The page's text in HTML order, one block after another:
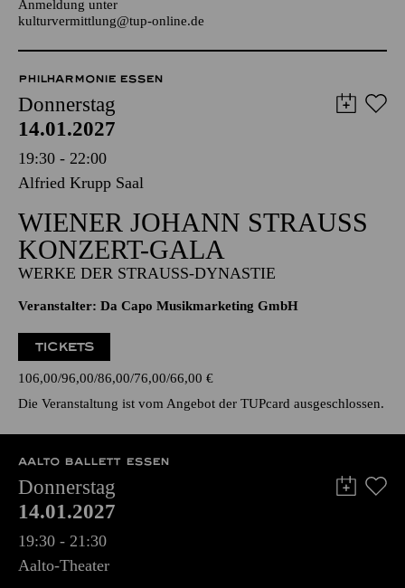
Für Kinder und Jugendliche ab 14 Jahren
kulturvermittlung@tup-online.de
PHILHARMONIE ESSEN
Donnerstag
14.01.2027
19:30 - 22:00
Alfried Krupp Saal
WIENER JOHANN STRAUSS K
ONZERT-GALA
WERKE DER STRAUSS-DYNASTIE
Veranstalter: Da Capo Musikmarketing GmbH
TICKETS
106,00 96,00 86,00 76,00 66,00€
Die Veranstaltung ist vom Angebot der TUPcard ausgeschlossen.
AALTO BALLETT ESSEN
Donnerstag
14.01.2027